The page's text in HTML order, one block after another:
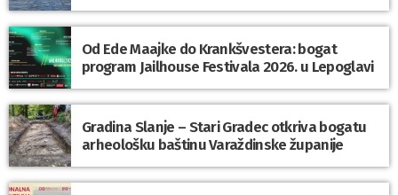
Od Ede Maajke do Krankšvestera: bogat
program Jailhouse Festivala 2026. u Lepoglavi
Gradina Slanje – Stari Gradec otkriva bogatu
arheološku baštinu Varaždinske županije